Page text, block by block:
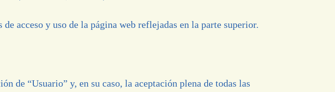
acceso y uso de la página web reflejadas en la parte superior.
de “Usuario” y, en su caso, la aceptación plena de todas las